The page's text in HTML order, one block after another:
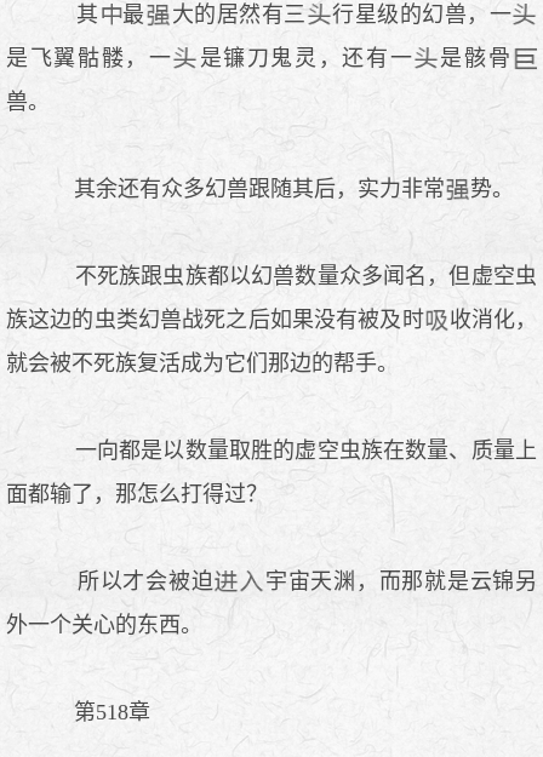
其 最 大的居然有三
行星级的幻兽，一
是飞翼骷髅，一
是镰刀鬼灵，还有一
是骸骨
兽。
其余还有众多幻兽跟随其后，实力非常 势。
不死族跟虫族都以幻兽数量众多闻名，但虚空虫
族这边的虫类幻兽战死之后如果没有被及时
收消化，
就会被不死族复活成为它们那边的帮手。
一向都是以数量取胜的虚空虫族在数量、质量上
面都输了，那怎么打得过？
所以才会被迫
宇宙天渊，而那就是云锦另
外一个关心的东西。
第518章